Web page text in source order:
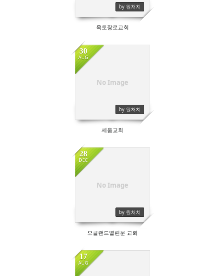
by 원처치
옥토장로교회
No Image
30
AUG
by 원처치
세움교회
No Image
28
DEC
by 원처치
오클랜드열린문 교회
17
AUG